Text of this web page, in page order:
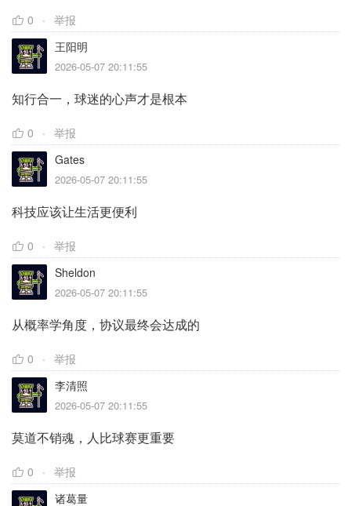
0
举报
王阳明
2026-05-07 20:11:55
知行合一，球迷的心声才是根本
0
举报
Gates
2026-05-07 20:11:55
科技应该让生活更便利
0
举报
Sheldon
2026-05-07 20:11:55
从概率学角度，协议最终会达成的
0
举报
李清照
2026-05-07 20:11:55
莫道不销魂，人比球赛更重要
0
举报
诸葛量